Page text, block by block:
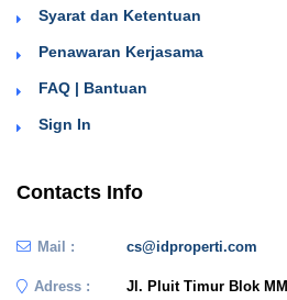
Syarat dan Ketentuan
Penawaran Kerjasama
FAQ | Bantuan
Sign In
Contacts Info
Mail : cs@idproperti.com
Adress :
Jl. Pluit Timur Blok